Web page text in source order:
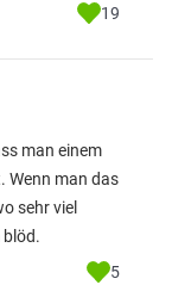
19
man einem
Wenn man das
sehr viel
5